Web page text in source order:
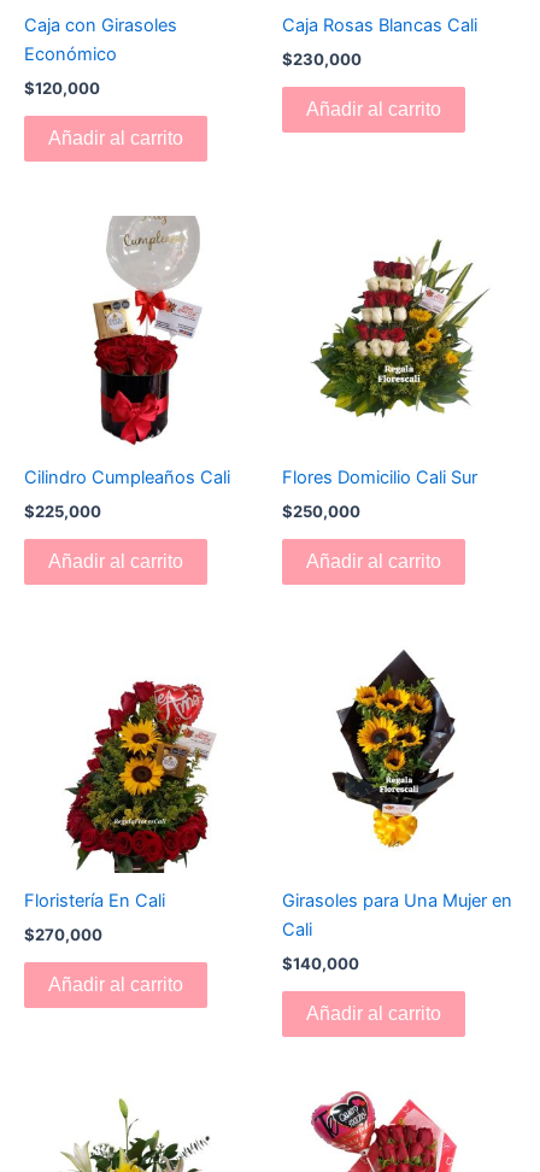
Caja con Girasoles
Económico
$120,000
Añadir al carrito
Caja Rosas Blancas Cali
$230,000
Añadir al carrito
Cilindro Cumpleaños Cali
$225,000
Añadir al carrito
Flores Domicilio Cali Sur
$250,000
Añadir al carrito
Floristería En Cali
$270,000
Añadir al carrito
Girasoles para Una Mujer en
Cali
$140,000
Añadir al carrito